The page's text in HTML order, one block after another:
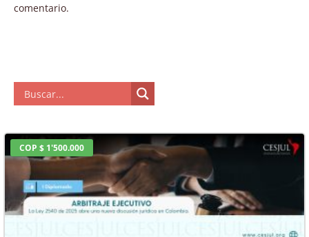
comentario.
COP $ 1'500.000